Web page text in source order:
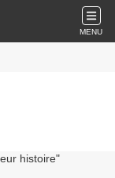
MENU